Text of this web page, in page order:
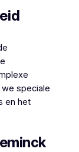
speciale
en het